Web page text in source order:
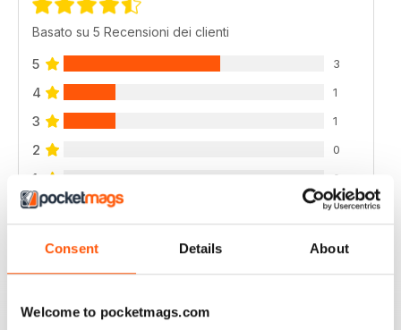
Consent Details About
Welcome to pocketmags.com
Basato su 5 Recensioni dei clienti
5 3
4 1
3 1
2 0
1 0
VISUALIZZA LE RECENSIONI